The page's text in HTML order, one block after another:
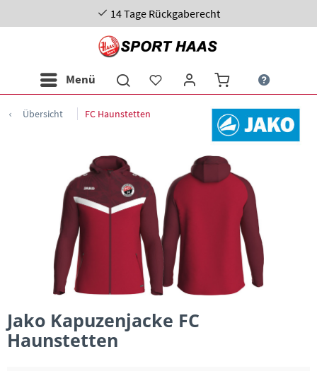
Tage Rückgaberecht
Menü
Übersicht FC Haunstetten
Jako Kapuzenjacke FC
Haunstetten